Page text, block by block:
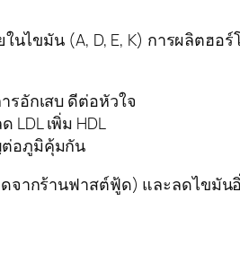
ขมัน (A, D, E, K) การผลิตฮอร์
รอักเสบ ดีต่อหัวใจ
เพิ่ม HDL
ต่อภูมิคุ้มกัน
จากร้านฟาสต์ฟู้ด) และลดไขมั